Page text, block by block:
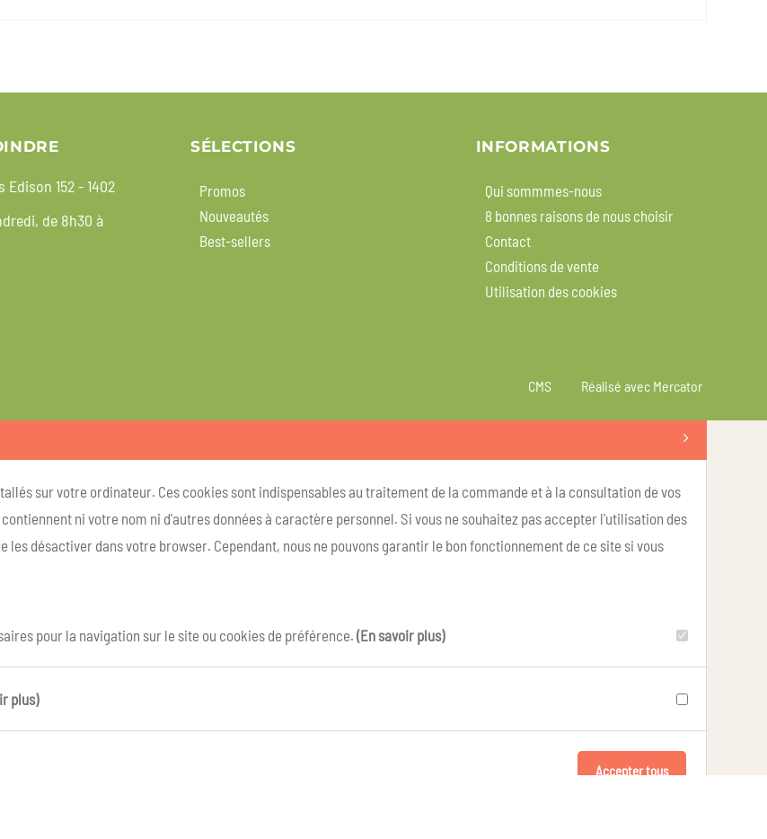
Edison 152 - 1402
de 8h30 à
SÉLECTIONS
Promos
Nouveautés
Best-sellers
INFORMATIONS
Qui sommmes-nous
8 bonnes raisons de nous choisir
Contact
Conditions de vente
Utilisation des cookies
CMS Réalisé avec Mercator
sur votre ordinateur. Ces cookies sont indispensables au traitement de la commande et à la consultation de vos
ni votre nom ni d'autres données à caractère personnel. Si vous ne souhaitez pas accepter l'utilisation des
les désactiver dans votre browser. Cependant, nous ne pouvons garantir le bon fonctionnement de ce site si vous
pour la navigation sur le site ou cookies de préférence. (En savoir plus)
plus)
Accepter tous